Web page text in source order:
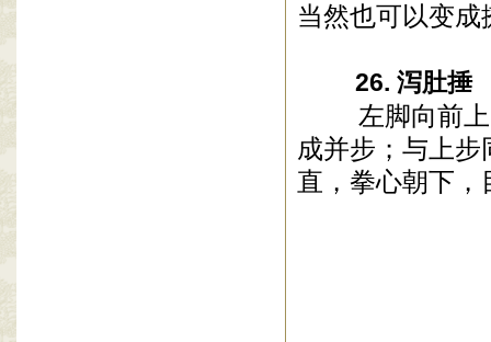
当然也可以变成
26. 泻肚捶
左脚向前上一
成并步；与上
直，拳心朝下